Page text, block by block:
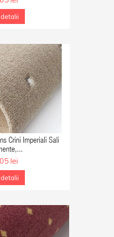
Crini Imperiali Sali
lei